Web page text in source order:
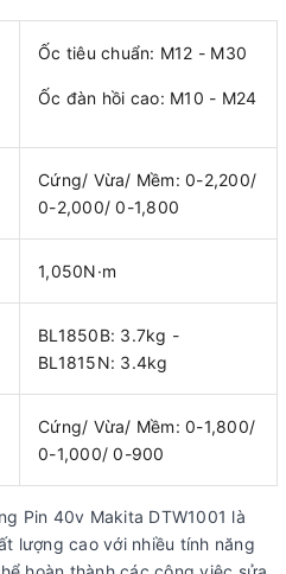
Ốc tiêu chuẩn: M12 - M30
Ốc đàn hồi cao: M10 - M24
Cứng/ Vừa/ Mềm: 0-2,200/
0-2,000/ 0-1,800
1,050N·m
BL1850B: 3.7kg -
BL1815N: 3.4kg
Cứng/ Vừa/ Mềm: 0-1,800/
0-1,000/ 0-900
Pin 40v Makita DTW1001 là
lượng cao với nhiều tính năng